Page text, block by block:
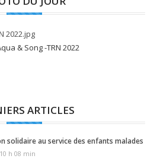
& Song -TRN 2022
ARTICLES
solidaire au service des enfants malades
h 08 min